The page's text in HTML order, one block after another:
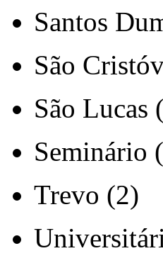
Santos
São
São Lucas
Seminário
Trevo (2)